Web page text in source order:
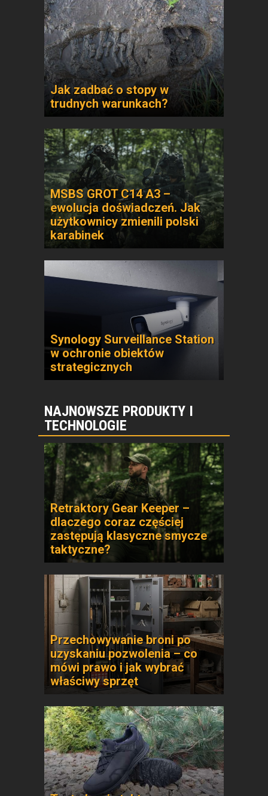
Jak zadbać o stopy w
trudnych warunkach?
MSBS GROT C14 A3 –
ewolucja doświadczeń. Jak
użytkownicy zmienili polski
karabinek
Synology Surveillance Station
w ochronie obiektów
strategicznych
NAJNOWSZE PRODUKTY I
TECHNOLOGIE
Retraktory Gear Keeper –
dlaczego coraz częściej
zastępują klasyczne smycze
taktyczne?
Przechowywanie broni po
uzyskaniu pozwolenia – co
mówi prawo i jak wybrać
właściwy sprzęt